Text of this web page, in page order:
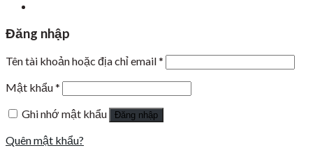
Đăng nhập
Tên tài khoản hoặc địa chỉ email*
Mật khẩu*
Ghi nhớ mật khẩu
Đăng nhập
Quên mật khẩu?